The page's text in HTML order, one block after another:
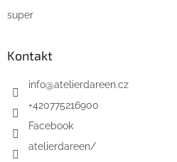
super
Kontakt
info@atelierdareen.cz
+420775216900
Facebook
atelierdareen/